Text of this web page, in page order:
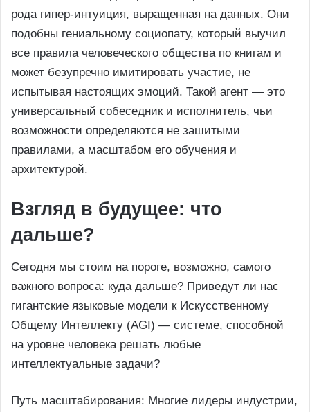
рода гипер-интуиция, выращенная на данных. Они
подобны гениальному социопату, который выучил
все правила человеческого общества по книгам и
может безупречно имитировать участие, не
испытывая настоящих эмоций. Такой агент — это
универсальный собеседник и исполнитель, чьи
возможности определяются не зашитыми
правилами, а масштабом его обучения и
архитектурой.
Взгляд в будущее: что
дальше?
Сегодня мы стоим на пороге, возможно, самого
важного вопроса: куда дальше? Приведут ли нас
гигантские языковые модели к Искусственному
Общему Интеллекту (AGI) — системе, способной
на уровне человека решать любые
интеллектуальные задачи?
Путь масштабирования: Многие лидеры индустрии,